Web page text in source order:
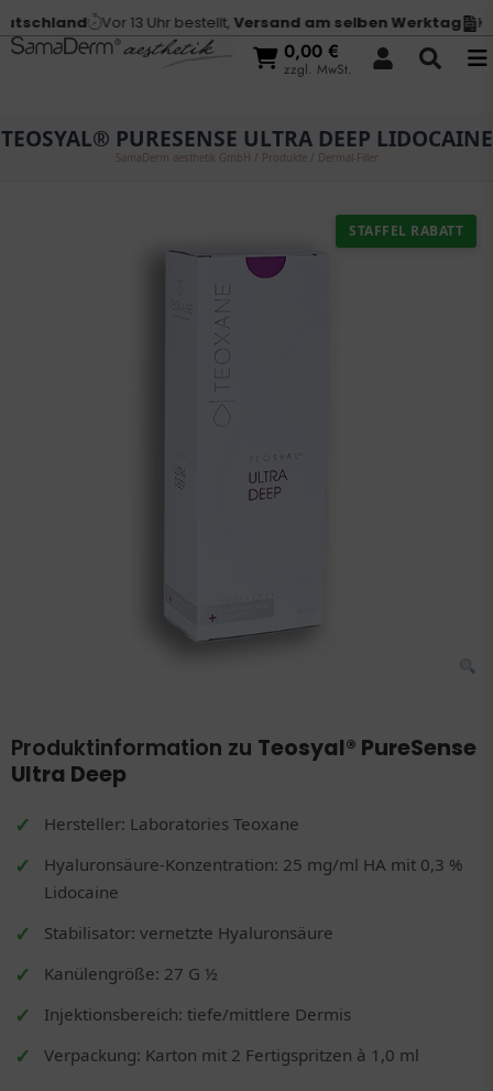
Vor 13 Uhr bestellt,Versand am selben Werktag
0,00 €
zzgl. MwSt.
TEOSYAL® PURESENSE ULTRA DEEP LIDOCAINE
SamaDerm aesthetik GmbH Produkte/ Dermal-Filler
STAFFEL RABATT
Produktinformation zu Teosyal® PureSense
Ultra Deep
Hersteller: Laboratories Teoxane
Hyaluronsäure-Konzentration: 25 mg/ml HA mit 0,3 %
Lidocaine
Stabilisator: vernetzte Hyaluronsäure
Kanülengröße: 27 G ½
Injektionsbereich: tiefe/mittlere Dermis
Verpackung: Karton mit 2 Fertigspritzen à 1,0 ml